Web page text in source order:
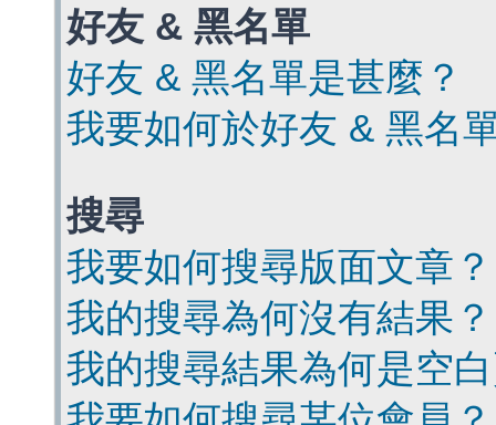
好友 & 黑名單
好友 & 黑名單是甚麼？
我要如何於好友 & 黑名
搜尋
我要如何搜尋版面文章？
我的搜尋為何沒有結果？
我的搜尋結果為何是空